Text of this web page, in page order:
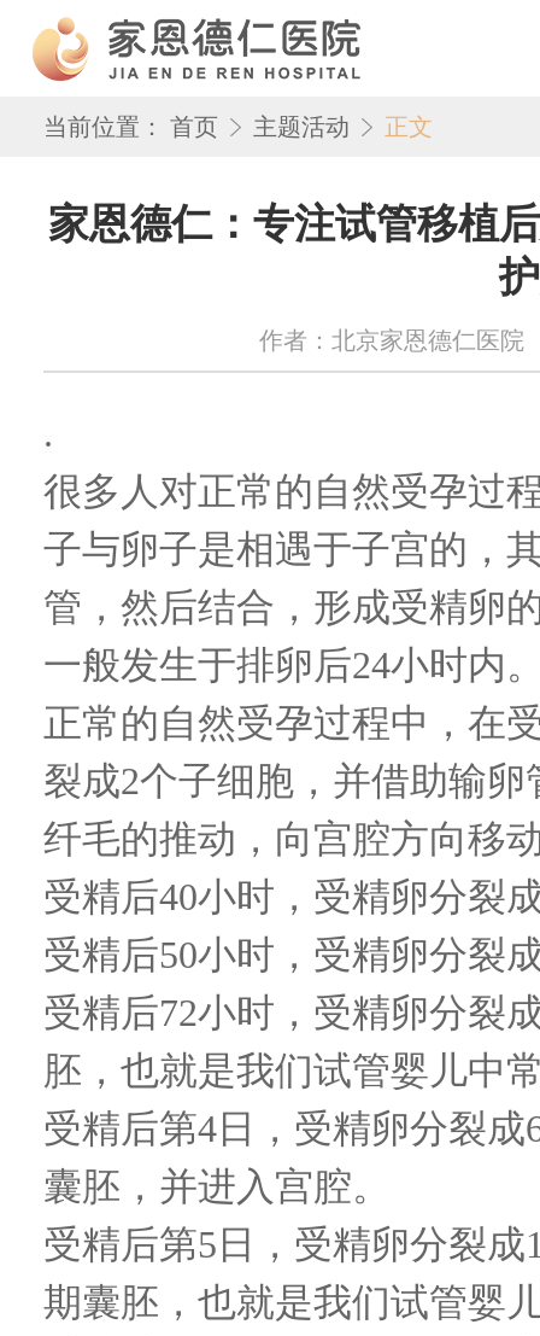
当前位置： 首页 主题活动 正文
家恩德仁：专注试管移植
作者：北京家恩德仁医院
.
很多人对正常的自然受孕过
子与卵子是相遇于子宫的，
管，然后结合，形成受精卵
一般发生于排卵后24小时内
正常的自然受孕过程中，在
裂成2个子细胞，并借助输
纤毛的推动，向宫腔方向移
受精后40小时，受精卵分裂
受精后50小时，受精卵分裂
受精后72小时，受精卵分裂
胚，也就是我们试管婴儿中
受精后第4日，受精卵分裂成
囊胚，并进入宫腔。
受精后第5日，受精卵分裂成
期囊胚，也就是我们试管婴